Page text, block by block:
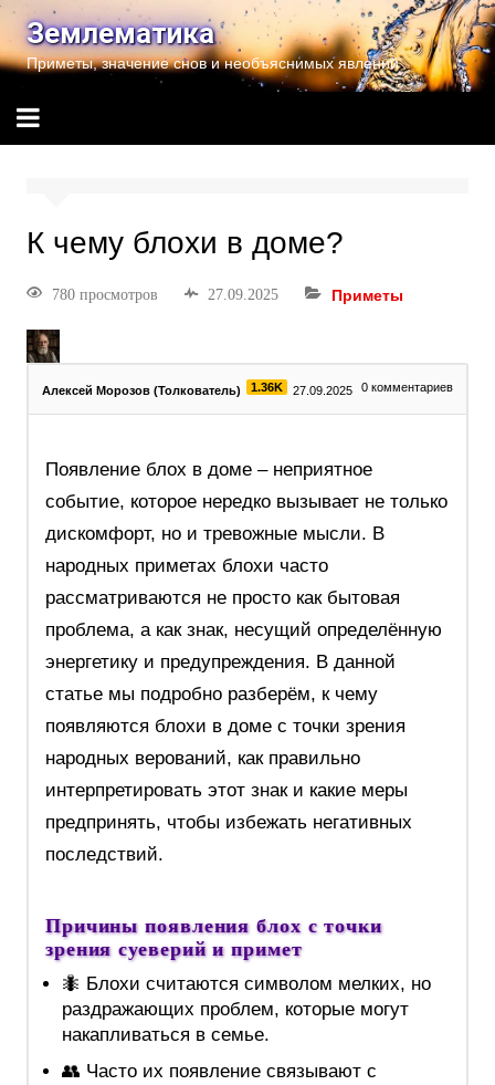
Землематика
Приметы, значение снов и необъяснимых явлений
К чему блохи в доме?
780 просмотров 27.09.2025 Приметы
Алексей Морозов (Толкователь) 1.36K 27.09.2025 0 комментариев
Появление блох в доме – неприятное
событие, которое нередко вызывает не только
дискомфорт, но и тревожные мысли. В
народных приметах блохи часто
рассматриваются не просто как бытовая
проблема, а как знак, несущий определённую
энергетику и предупреждения. В данной
статье мы подробно разберём, к чему
появляются блохи в доме с точки зрения
народных верований, как правильно
интерпретировать этот знак и какие меры
предпринять, чтобы избежать негативных
последствий.
Причины появления блох с точки
зрения суеверий и примет
🐜 Блохи считаются символом мелких, но
раздражающих проблем, которые могут
накапливаться в семье.
👥 Часто их появление связывают с